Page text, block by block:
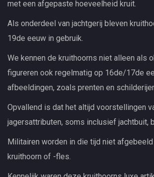
met een afgepaste hoeveelheid kruit.
Als onderdeel van jachtgerij bleven
19de eeuw in gebruik.
We kennen de kruithoorns niet alleen als
figureren ook regelmatig op 16de/17de
afbeeldingen, zoals prenten en
Opvallend is dat het altijd voorstellingen
jagersattributen, soms inclusief jachtbuit,
Militairen worden in die tijd niet
kruithoorn of -fles.